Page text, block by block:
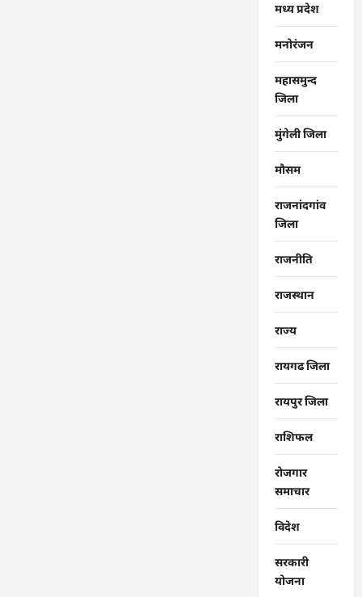
मध्य प्रदेश
मनोरंजन
महासमुन्द
जिला
मुंगेली जिला
मौसम
राजनांदगांव
जिला
राजनीति
राजस्थान
राज्‍य
रायगढ जिला
रायपुर जिला
राशिफल
रोजगार
समाचार
विदेश
सरकारी
योजना